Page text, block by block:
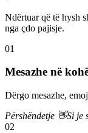
Ndërtuar që të hysh
nga çdo pajisje.
01
Mesazhe në
Dërgo mesazhe,
Përshëndetje 👋Si je
02